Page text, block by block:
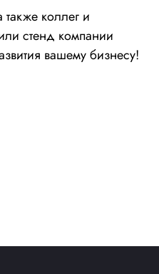
также коллег и
стенд компании
вашему бизнесу!